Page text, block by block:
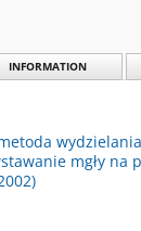
INFORMATION
mgły na